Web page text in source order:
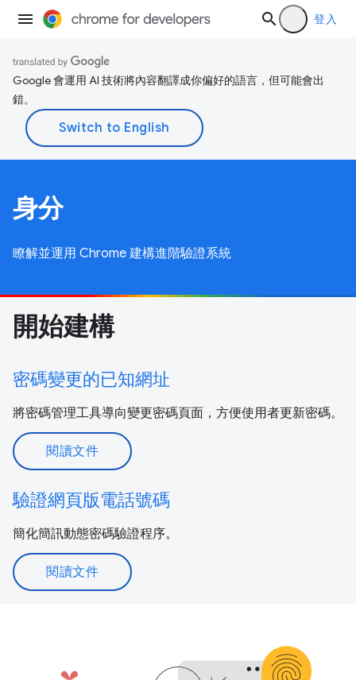
登入
Google 會運用 AI 技術將內容翻譯成你偏好的語言，但可能會出
錯。
身分
瞭解並運用 Chrome 建構進階驗證系統
開始建構
密碼變更的已知網址
將密碼管理工具導向變更密碼頁面，方便使用者更新密碼。
閱讀文件
驗證網頁版電話號碼
簡化簡訊動態密碼驗證程序。
閱讀文件